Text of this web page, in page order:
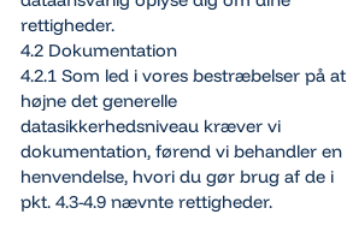
rettigheder.
4.2 Dokumentation
4.2.1 Som led i vores bestræbelser på at
højne det generelle
datasikkerhedsniveau kræver vi
dokumentation, førend vi behandler en
henvendelse, hvori du gør brug af de i
pkt. 4.3-4.9 nævnte rettigheder.